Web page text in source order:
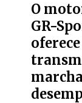
O
GR-